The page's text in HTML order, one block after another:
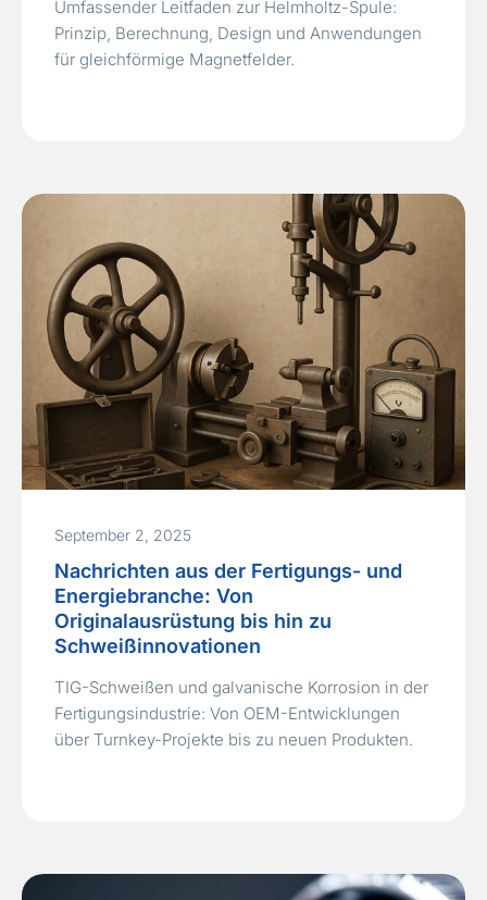
Umfassender Leitfaden zur Helmholtz-Spule:
Prinzip, Berechnung, Design und Anwendungen
für gleichförmige Magnetfelder.
September 2, 2025
Nachrichten aus der Fertigungs- und
Energiebranche: Von
Originalausrüstung bis hin zu
Schweißinnovationen
TIG-Schweißen und galvanische Korrosion in der
Fertigungsindustrie: Von OEM-Entwicklungen
über Turnkey-Projekte bis zu neuen Produkten.